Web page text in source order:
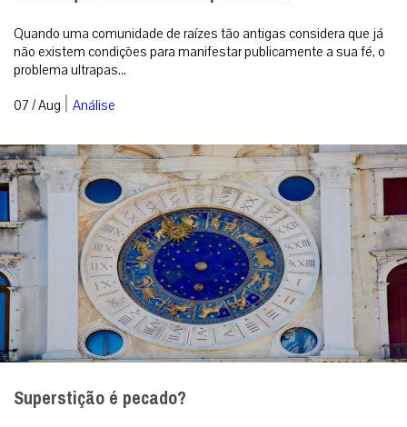
Quando uma comunidade de raízes tão antigas considera que já
não existem condições para manifestar publicamente a sua fé, o
problema ultrapas...
07 / Aug | Análise
Superstição é pecado?